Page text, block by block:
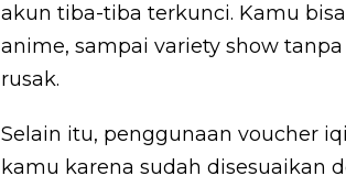
akun tiba-tiba terkunci. Kamu
anime, sampai variety show
rusak.
Selain itu, penggunaan voucher
kamu karena sudah disesuaikan